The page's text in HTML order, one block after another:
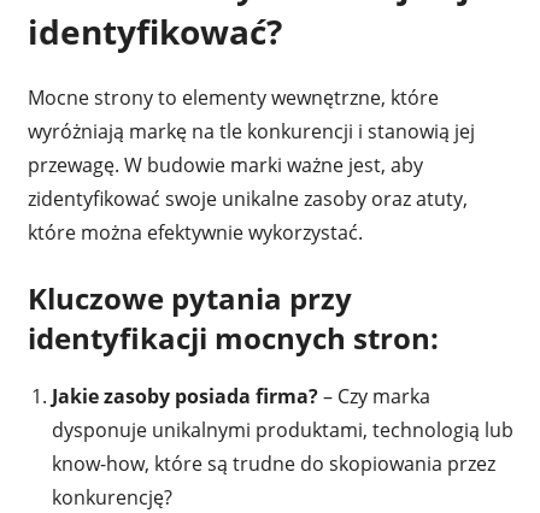
identyfikować?
Mocne strony to elementy wewnętrzne, które
wyróżniają markę na tle konkurencji i stanowią jej
przewagę. W budowie marki ważne jest, aby
zidentyfikować swoje unikalne zasoby oraz atuty,
które można efektywnie wykorzystać.
Kluczowe pytania przy
identyfikacji mocnych stron:
Jakie zasoby posiada firma?– Czy marka
dysponuje unikalnymi produktami, technologią lub
know-how, które są trudne do skopiowania przez
konkurencję?